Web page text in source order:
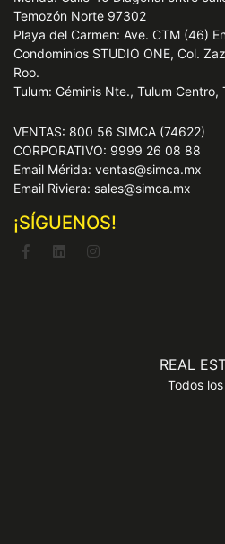
Temozón Norte 97302
Playa del Carmen: Ave. CTM (46)
Condominios STUDIO ONE, Col.
Roo.
Tulum: Géminis Nte., Tulum Centro,
VENTAS: 800 56 SIMCA (74622)
CORPORATIVO: 9999 26 08 88
Email Mérida: ventas@simca.mx
Email Riviera: sales@simca.mx
¡SÍGUENOS!
REAL
Todos